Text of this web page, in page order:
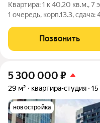
Квартира: 1 к 40,20 кв.м.,
1 очередь, корп.13.3,
современный жилой
множество
Позвонить
5 300 000 ₽
29 м² квартира-студия 15
новостройка